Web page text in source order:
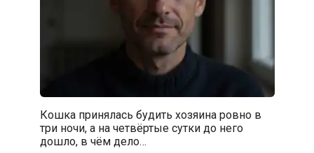
Кошка принялась будить хозяина ровно в
три ночи, а на четвёртые сутки до него
дошло, в чём дело…